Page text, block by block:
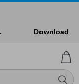
Download